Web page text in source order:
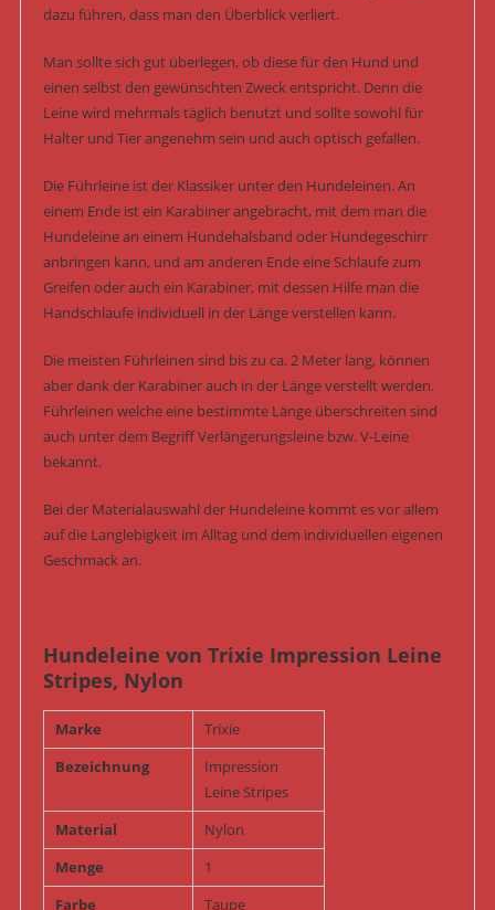
dazu führen, dass man den Überblick verliert.
Man sollte sich gut überlegen, ob diese für den Hund und
einen selbst den gewünschten Zweck entspricht. Denn die
Leine wird mehrmals täglich benutzt und sollte sowohl für
Halter und Tier angenehm sein und auch optisch gefallen.
Die Führleine ist der Klassiker unter den Hundeleinen. An
einem Ende ist ein Karabiner angebracht, mit dem man die
Hundeleine an einem Hundehalsband oder Hundegeschirr
anbringen kann, und am anderen Ende eine Schlaufe zum
Greifen oder auch ein Karabiner, mit dessen Hilfe man die
Handschlaufe individuell in der Länge verstellen kann.
Die meisten Führleinen sind bis zu ca. 2 Meter lang, können
aber dank der Karabiner auch in der Länge verstellt werden.
Führleinen welche eine bestimmte Länge überschreiten sind
auch unter dem Begriff Verlängerungsleine bzw. V-Leine
bekannt.
Bei der Materialauswahl der Hundeleine kommt es vor allem
auf die Langlebigkeit im Alltag und dem individuellen eigenen
Geschmack an.
Hundeleine von Trixie Impression Leine
Stripes, Nylon
Marke
Trixie
Bezeichnung
Impression
Leine Stripes
Material
Nylon
Menge
1
Farbe
Taupe